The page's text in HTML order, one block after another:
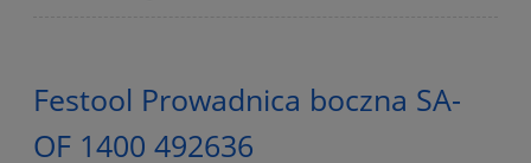
Festool Prowadnica boczna SA-
OF 1400 492636